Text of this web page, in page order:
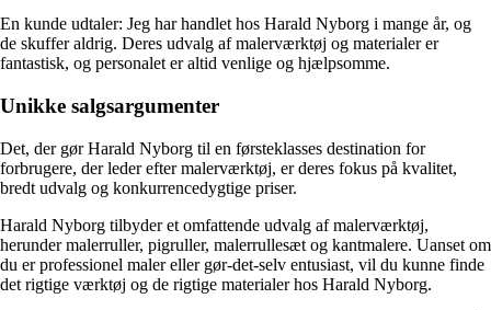
En kunde udtaler: Jeg har handlet hos Harald Nyborg i mange år, og
de skuffer aldrig. Deres udvalg af malerværktøj og materialer er
fantastisk, og personalet er altid venlige og hjælpsomme.
Unikke salgsargumenter
Det, der gør Harald Nyborg til en førsteklasses destination for
forbrugere, der leder efter malerværktøj, er deres fokus på kvalitet,
bredt udvalg og konkurrencedygtige priser.
Harald Nyborg tilbyder et omfattende udvalg af malerværktøj,
herunder malerruller, pigruller, malerrullesæt og kantmalere. Uanset om
du er professionel maler eller gør-det-selv entusiast, vil du kunne finde
det rigtige værktøj og de rigtige materialer hos Harald Nyborg.